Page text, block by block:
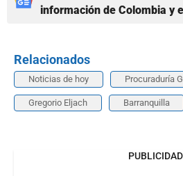
información de Colombia y
Relacionados
Noticias de hoy Procuraduría
Gregorio Eljach Barranquilla
PUBLICIDAD